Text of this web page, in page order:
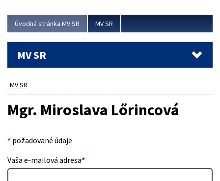
Úvodná stránka MV SR MV SR
MV SR
MV SR
Mgr. Miroslava Lőrincová
* požadované údaje
Vaša e-mailová adresa*